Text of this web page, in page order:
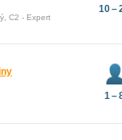
C2 - Expert
10 –
1 –